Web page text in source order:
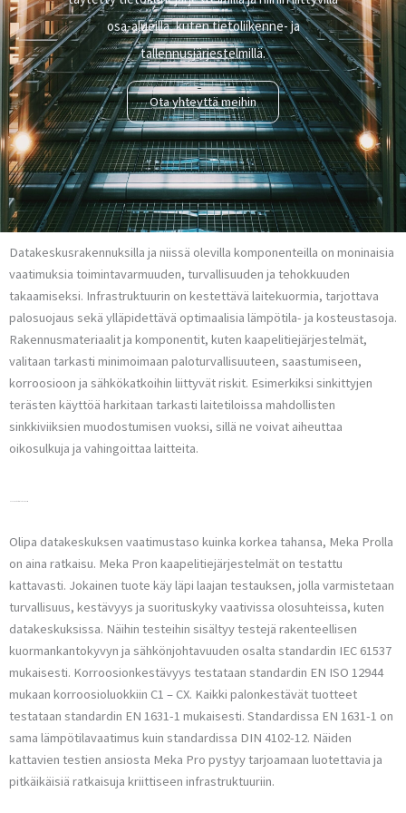
osa-alueilla, kuten tietoliikenne- ja
tallennusjärjestelmillä.
Ota yhteyttä meihin
Datakeskusrakennuksilla ja niissä olevilla komponenteilla on moninaisia
vaatimuksia toimintavarmuuden, turvallisuuden ja tehokkuuden
takaamiseksi. Infrastruktuurin on kestettävä laitekuormia, tarjottava
palosuojaus sekä ylläpidettävä optimaalisia lämpötila- ja kosteustasoja.
Rakennusmateriaalit ja komponentit, kuten kaapelitiejärjestelmät,
valitaan tarkasti minimoimaan paloturvallisuuteen, saastumiseen,
korroosioon ja sähkökatkoihin liittyvät riskit. Esimerkiksi sinkittyjen
terästen käyttöä harkitaan tarkasti laitetiloissa mahdollisten
sinkkiviiksien muodostumisen vuoksi, sillä ne voivat aiheuttaa
oikosulkuja ja vahingoittaa laitteita.
Olipa datakeskuksen vaatimustaso kuinka korkea tahansa, Meka Prolla
on aina ratkaisu. Meka Pron kaapelitiejärjestelmät on testattu
kattavasti. Jokainen tuote käy läpi laajan testauksen, jolla varmistetaan
turvallisuus, kestävyys ja suorituskyky vaativissa olosuhteissa, kuten
datakeskuksissa. Näihin testeihin sisältyy testejä rakenteellisen
kuormankantokyvyn ja sähkönjohtavuuden osalta standardin IEC 61537
mukaisesti. Korroosionkestävyys testataan standardin EN ISO 12944
mukaan korroosioluokkiin C1 – CX. Kaikki palonkestävät tuotteet
testataan standardin EN 1631-1 mukaisesti. Standardissa EN 1631-1 on
sama lämpötilavaatimus kuin standardissa DIN 4102-12. Näiden
kattavien testien ansiosta Meka Pro pystyy tarjoamaan luotettavia ja
pitkäikäisiä ratkaisuja kriittiseen infrastruktuuriin.